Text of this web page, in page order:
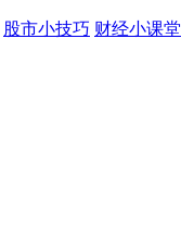
股市小技巧 财经小课堂